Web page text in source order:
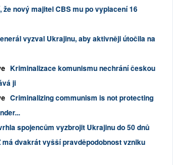
že nový majitel CBS mu po vyplacení 16
vyzval Ukrajinu, aby aktivněji útočila na
Kriminalizace komunismu nechrání českou
ji
Criminalizing communism is not protecting
spojencům vyzbrojit Ukrajinu do 50 dnů
má dvakrát vyšší pravděpodobnost vzniku